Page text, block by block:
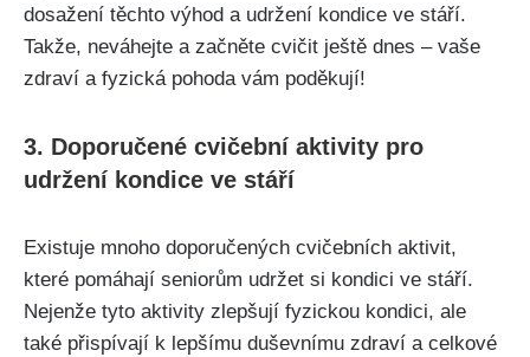
dosažení těchto výhod a udržení kondice ve stáří.
Takže, neváhejte a začněte cvičit ještě dnes – vaše
zdraví a fyzická pohoda vám poděkují!
3. Doporučené cvičební aktivity pro
udržení kondice ve stáří
Existuje mnoho doporučených cvičebních aktivit,
které pomáhají seniorům udržet si kondici ve stáří.
Nejenže tyto aktivity zlepšují fyzickou kondici, ale
také přispívají k lepšímu duševnímu zdraví a celkové